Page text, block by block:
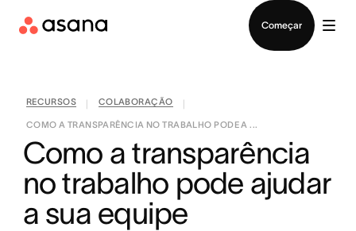
Começar
RECURSOS COLABORAÇÃO
COMO A TRANSPARÊNCIA NO TRABALHO PODE A ...
Como a transparência
no trabalho pode ajudar
a sua equipe